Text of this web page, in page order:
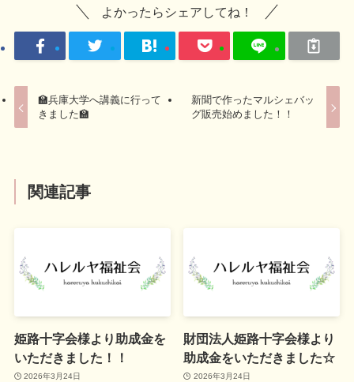
よかったらシェアしてね！
🏫兵庫大学へ講義に行って
きました🏫
新聞で作ったマルシェバッ
グ販売始めました！！
関連記事
姫路十字会様より助成金を
いただきました！！
2026年3月24日
財団法人姫路十字会様より
助成金をいただきました☆
2026年3月24日